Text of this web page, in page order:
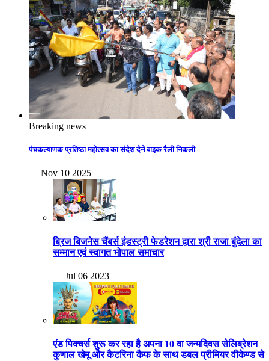
Breaking news
पंचकल्याणक प्रतिष्ठा महोत्सव का संदेश देने बाइक रैली निकली
— Nov 10 2025
ब्रिज बिजनेस चैंबर्स इंडस्ट्री फेडरेशन द्वारा श्री राजा बुंदेला का
सम्मान एवं स्वागत भोपाल समाचार
— Jul 06 2023
एंड पिक्चर्स शुरू कर रहा है अपना 10 वा जन्मदिवस सेलिब्रेशन
कुणाल खेमू और कैटरिना कैफ के साथ डबल प्रीमियर वीकेण्ड से